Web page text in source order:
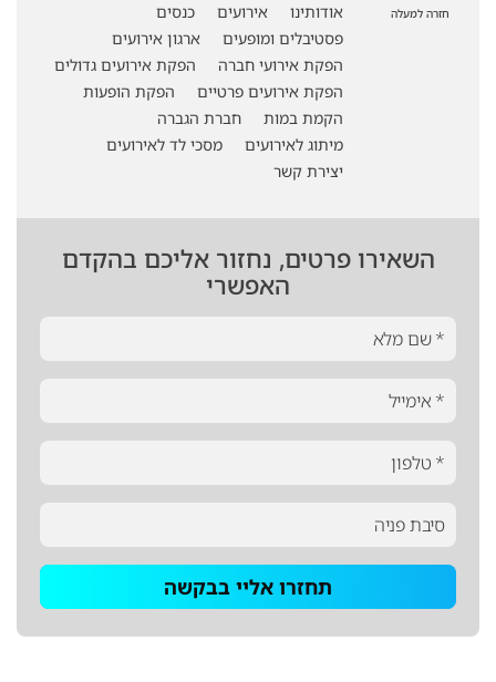
חזרה למעלה אודותינו אירועים
כנסים
פסטיבלים ומופעים
ארגון אירועים
הפקת אירועי חברה
הפקת אירועים גדולים
הפקת אירועים פרטיים
הפקת הופעות
הקמת במות
חברת הגברה
מיתוג לאירועים
מסכי לד לאירועים
יצירת קשר
השאירו פרטים, נחזור אליכם בהקדם
האפשרי
תחזרו אליי בבקשה